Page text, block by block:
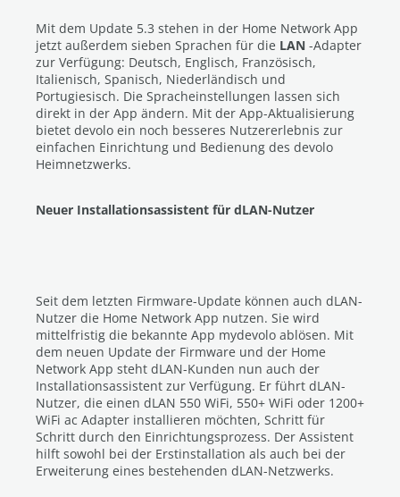
Mit dem Update 5.3 stehen in der Home Network App
jetzt außerdem sieben Sprachen für die LAN -Adapter
zur Verfügung: Deutsch, Englisch, Französisch,
Italienisch, Spanisch, Niederländisch und
Portugiesisch. Die Spracheinstellungen lassen sich
direkt in der App ändern. Mit der App-Aktualisierung
bietet devolo ein noch besseres Nutzererlebnis zur
einfachen Einrichtung und Bedienung des devolo
Heimnetzwerks.
Neuer Installationsassistent für dLAN-Nutzer
Seit dem letzten Firmware-Update können auch dLAN-
Nutzer die Home Network App nutzen. Sie wird
mittelfristig die bekannte App mydevolo ablösen. Mit
dem neuen Update der Firmware und der Home
Network App steht dLAN-Kunden nun auch der
Installationsassistent zur Verfügung. Er führt dLAN-
Nutzer, die einen dLAN 550 WiFi, 550+ WiFi oder 1200+
WiFi ac Adapter installieren möchten, Schritt für
Schritt durch den Einrichtungsprozess. Der Assistent
hilft sowohl bei der Erstinstallation als auch bei der
Erweiterung eines bestehenden dLAN-Netzwerks.